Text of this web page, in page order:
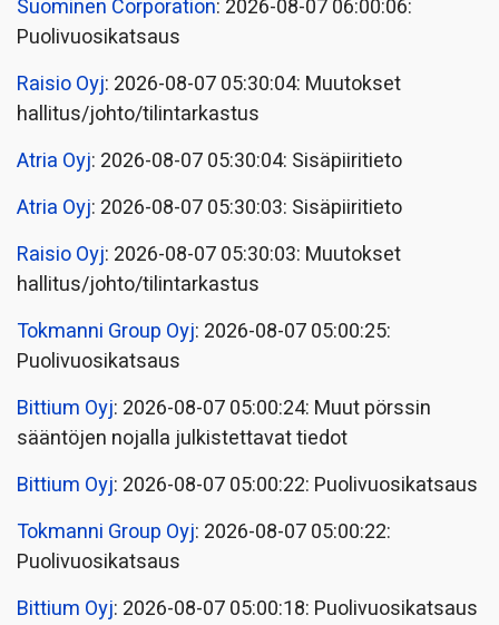
Suominen Corporation: 2026-08-07 06:00:06:
Puolivuosikatsaus
Raisio Oyj: 2026-08-07 05:30:04: Muutokset
hallitus/johto/tilintarkastus
Atria Oyj: 2026-08-07 05:30:04: Sisäpiiritieto
Atria Oyj: 2026-08-07 05:30:03: Sisäpiiritieto
Raisio Oyj: 2026-08-07 05:30:03: Muutokset
hallitus/johto/tilintarkastus
Tokmanni Group Oyj: 2026-08-07 05:00:25:
Puolivuosikatsaus
Bittium Oyj: 2026-08-07 05:00:24: Muut pörssin
sääntöjen nojalla julkistettavat tiedot
Bittium Oyj: 2026-08-07 05:00:22: Puolivuosikatsaus
Tokmanni Group Oyj: 2026-08-07 05:00:22:
Puolivuosikatsaus
Bittium Oyj: 2026-08-07 05:00:18: Puolivuosikatsaus